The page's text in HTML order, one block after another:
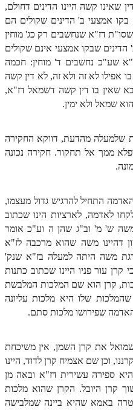
שאינו קשה היינו הדינים דחולם,
בקו אמצעי ב' הדינים שקולים הם
דז"א שנחשבים רק כג' מוחין
שבקו אמצעי אינם שקולים
שע"כ נחשבים ד' מוחין: חכמה
אפילו לא זה ולא זה, לא דין קשה
שאין בו דין קשה דשמאל דז"א,
שמאל ולא ימין.
שלמעלה מהדעת, דווקא החקירה
ממך אל תחקור. חקירה נכונה
התחיל להרגיש גדול מעצמו,
לאדמה, לארציות הינו שכתוב
ש' מ' וב"ג שהן ה וע"כ אומר
דהיינו משה שהוא מרכבה לז"א
משה היתה למעלה בז"א שנק'
עור פניו היינו שכתוב כתנות
קרן הוא שם המלכות המלבשת
שלו היא מלכות עליונה
שפירושו מלכות סתם.
את קרן השמן, אין משיכחת
וכן שם אצמיח קרן לדוד, היינו
ספירה עשירית דז"א ובאה מן
קרן היובל. הקרן שהוא מלכות
באמא שהיא ביינה שמלבישה